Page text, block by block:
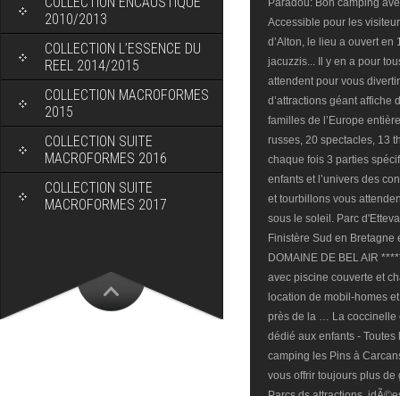
2010/2013
COLLECTION L’ESSENCE DU
REEL 2014/2015
COLLECTION MACROFORMES
2015
COLLECTION SUITE
MACROFORMES 2016
COLLECTION SUITE
MACROFORMES 2017